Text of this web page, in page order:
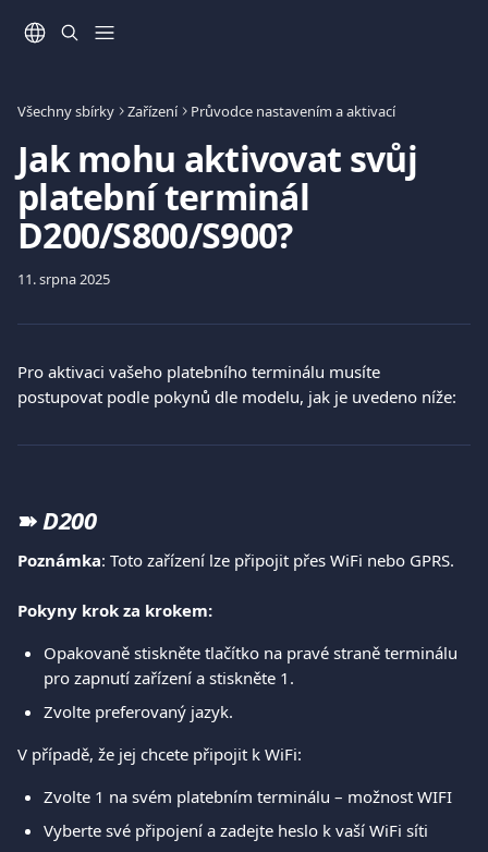
Všechny sbírky Zařízení Průvodce nastavením a aktivací
Jak mohu aktivovat svůj
platební terminál
D200/S800/S900?
11. srpna 2025
Pro aktivaci vašeho platebního terminálu musíte
postupovat podle pokynů dle modelu, jak je uvedeno níže:
➽ D200
Poznámka: Toto zařízení lze připojit přes WiFi nebo GPRS.
Pokyny krok za krokem:
Opakovaně stiskněte tlačítko na pravé straně terminálu
pro zapnutí zařízení a stiskněte 1.
Zvolte preferovaný jazyk.
V případě, že jej chcete připojit k WiFi:
Zvolte 1 na svém platebním terminálu – možnost WIFI
Vyberte své připojení a zadejte heslo k vaší WiFi síti